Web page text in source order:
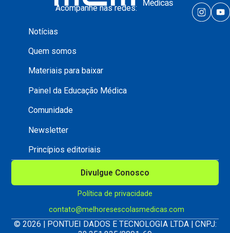
Acompanhe nas redes:
Notícias
Quem somos
Materiais para baixar
Painel da Educação Médica
Comunidade
Newsletter
Princípios editoriais
Divulgue Conosco
Política de privacidade
contato@melhoresescolasmedicas.com
© 2026 | PONTUEI DADOS E TECNOLOGIA LTDA | CNPJ: